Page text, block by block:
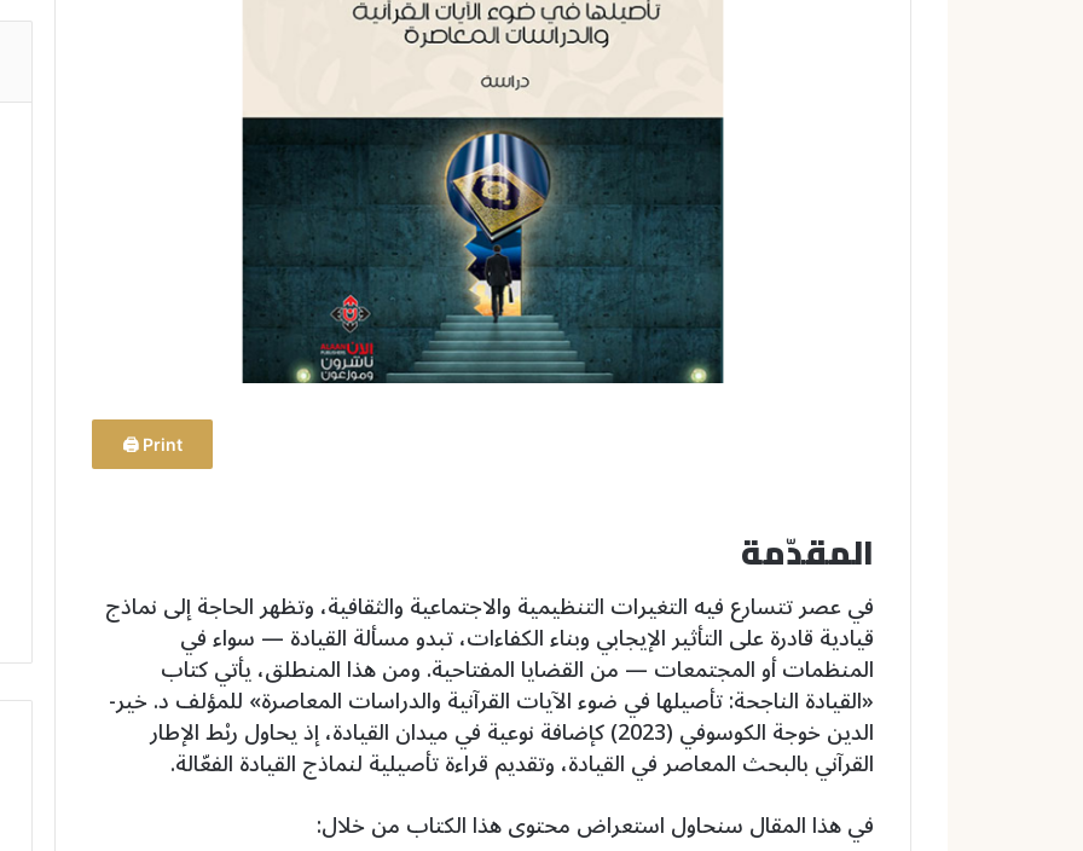
Print 🖨
المقدّمة
في عصر تتسارع فيه التغيرات التنظيمية والاجتماعية والثقافية، وتظهر الحاجة إلى نماذج
قيادية قادرة على التأثير الإيجابي وبناء الكفاءات، تبدو مسألة القيادة — سواء في
المنظمات أو المجتمعات — من القضايا المفتاحية. ومن هذا المنطلق، يأتي كتاب
«القيادة الناجحة: تأصيلها في ضوء الآيات القرآنية والدراسات المعاصرة» للمؤلف د. خير-
الدين خوجة الكوسوفي (2023) كإضافة نوعية في ميدان القيادة، إذ يحاول ربْط الإطار
القرآني بالبحث المعاصر في القيادة، وتقديم قراءة تأصيلية لنماذج القيادة الفعّالة.
في هذا المقال سنحاول استعراض محتوى هذا الكتاب من خلال: